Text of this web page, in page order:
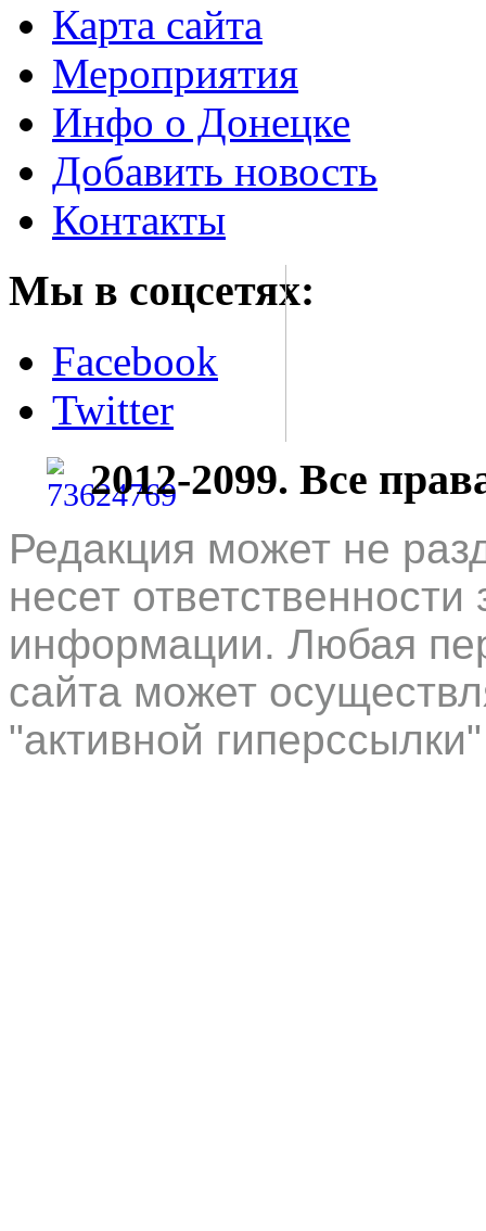
Карта сайта
Мероприятия
Инфо о Донецке
Добавить новость
Контакты
Мы в соцсетях:
Facebook
Twitter
2012-2099. Все
Редакция может не
несет
информации. Любая
сайта может
"активной